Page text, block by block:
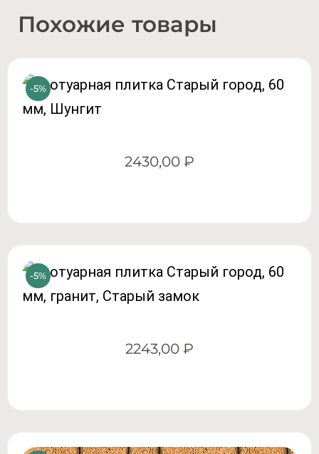
Похожие товары
2430,00 ₽
2243,00 ₽